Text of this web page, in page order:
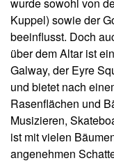
wurde sowohl von
Kuppel) sowie der
beeinflusst. Doch
über dem Altar ist
Galway, der Eyre
und bietet nach
Rasenflächen und
Musizieren,
ist mit vielen
angenehmen